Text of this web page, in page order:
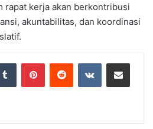
rapat kerja akan berkontribusi
akuntabilitas, dan koordinasi